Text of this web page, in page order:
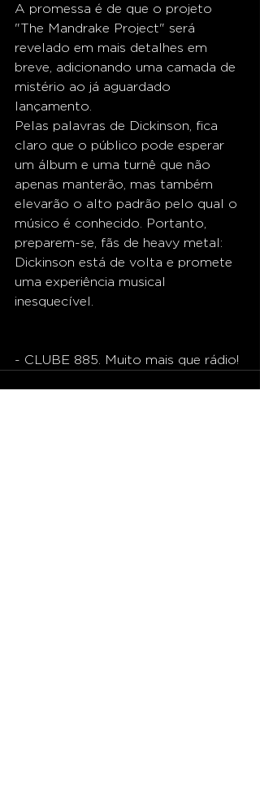
A promessa é de que o projeto
"The Mandrake Project" será
revelado em mais detalhes em
breve, adicionando uma camada de
mistério ao já aguardado
lançamento.
Pelas palavras de Dickinson, fica
claro que o público pode esperar
um álbum e uma turnê que não
apenas manterão, mas também
elevarão o alto padrão pelo qual o
músico é conhecido. Portanto,
preparem-se, fãs de heavy metal:
Dickinson está de volta e promete
uma experiência musical
inesquecível.
- CLUBE 885. Muito mais que rádio!